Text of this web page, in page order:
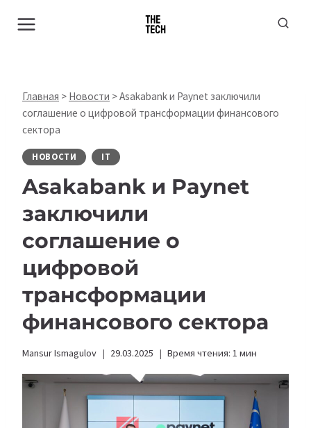
Главная > Новости >Asakabank и Paynet заключили
соглашение о цифровой трансформации финансового
сектора
НОВОСТИ IT
Asakabank и Paynet
заключили
соглашение о
цифровой
трансформации
финансового сектора
Mansur Ismagulov 29.03.2025 Время чтения: 1 мин